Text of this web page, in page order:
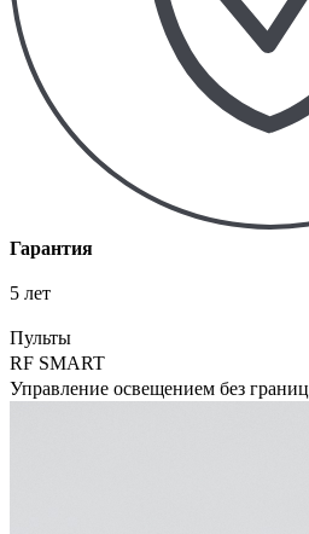
Гарантия
5 лет
Пульты
RF SMART
Управление освещением без границ